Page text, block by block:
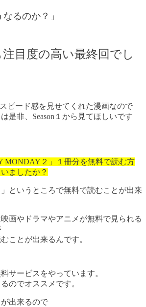
なるのか？」
目度の高い最終回でし
ピード感を見せてくれた漫画なので
是非、Season１から見てほしいです
MONDAY２」１冊分を無料で読む方
ましたか？
というところで無料で読むことが出来
映画やドラマやアニメが無料で見られる
ことが出来るんです。
サービスをやっています。
のでオススメです。
出来るので